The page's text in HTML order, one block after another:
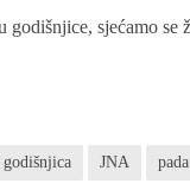
godišnjice, sjećamo se
godišnjica JNA pada